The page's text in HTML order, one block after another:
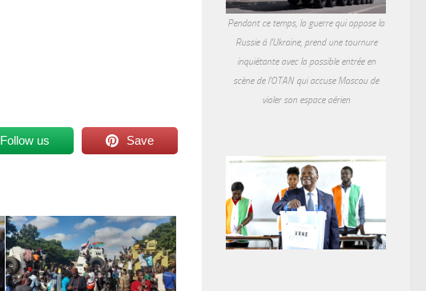
Follow us Save
Pendant ce temps, la guerre qui oppose la
Russie à l'Ukraine, prend une tournure
inquiétante avec la possible entrée en
scène de l'OTAN qui accuse Moscou de
violer son espace aérien